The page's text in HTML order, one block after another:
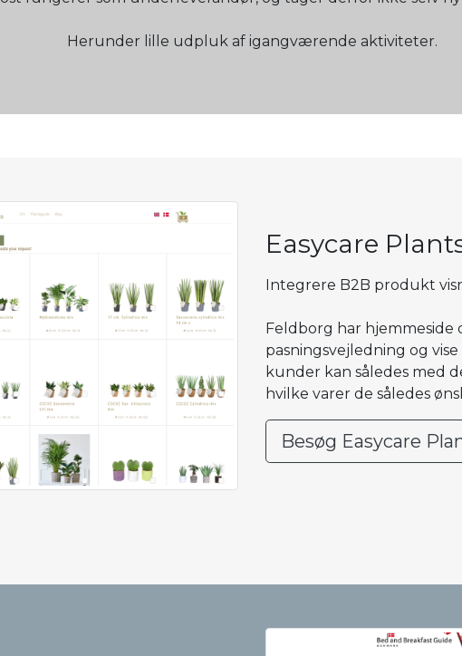
Herunder lille udpluk af igangværende aktiviteter.
Easycare
Integrere B2B produkt
Feldborg har
pasningsvejledning og
kunder kan således med
hvilke varer de således
Besøg Easycare